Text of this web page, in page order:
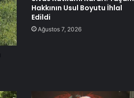
Hakkının Usul Boyutu İhlal
Edildi
Ağustos 7, 2026